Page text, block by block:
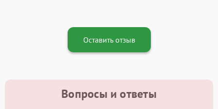
Оставить отзыв
Вопросы и ответы